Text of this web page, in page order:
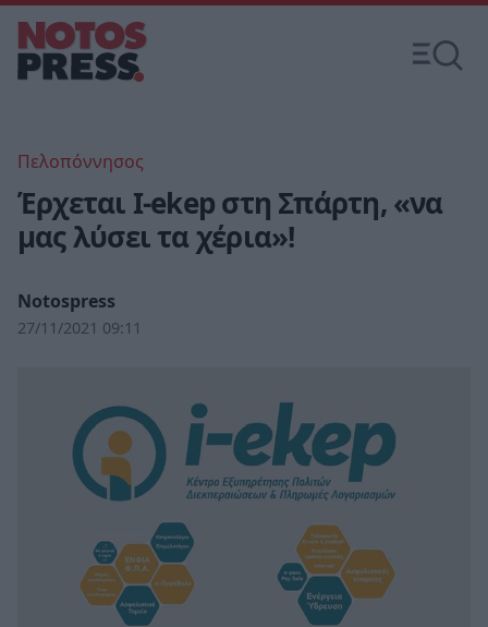
Πελοπόννησος
Έρχεται I-ekep στη Σπάρτη, «να
μας λύσει τα χέρια»!
Notospress
27/11/2021 09:11